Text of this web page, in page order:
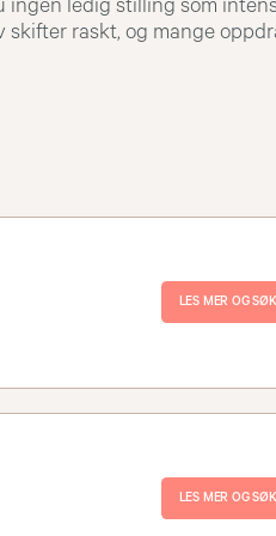
ingen ledig stilling som
raskt, og mange
LES MER OG SØK
LES MER OG SØK